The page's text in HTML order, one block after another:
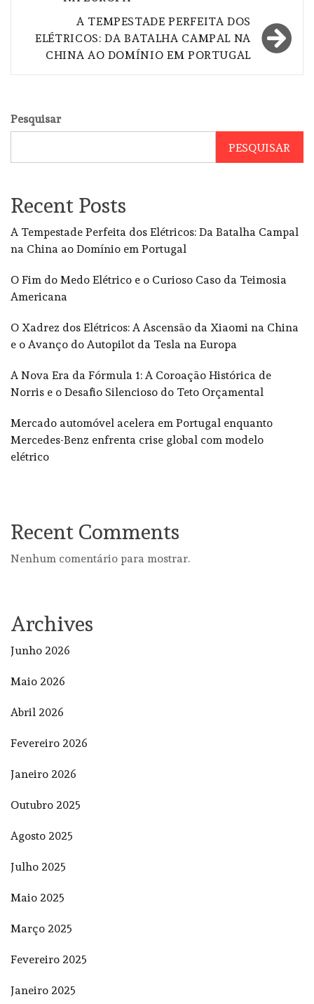
A TEMPESTADE PERFEITA DOS
ELÉTRICOS: DA BATALHA CAMPAL NA
CHINA AO DOMÍNIO EM PORTUGAL
Pesquisar
PESQUISAR
Recent Posts
A Tempestade Perfeita dos Elétricos: Da Batalha Campal
na China ao Domínio em Portugal
O Fim do Medo Elétrico e o Curioso Caso da Teimosia
Americana
O Xadrez dos Elétricos: A Ascensão da Xiaomi na China
e o Avanço do Autopilot da Tesla na Europa
A Nova Era da Fórmula 1: A Coroação Histórica de
Norris e o Desafio Silencioso do Teto Orçamental
Mercado automóvel acelera em Portugal enquanto
Mercedes-Benz enfrenta crise global com modelo
elétrico
Recent Comments
Nenhum comentário para mostrar.
Archives
Junho 2026
Maio 2026
Abril 2026
Fevereiro 2026
Janeiro 2026
Outubro 2025
Agosto 2025
Julho 2025
Maio 2025
Março 2025
Fevereiro 2025
Janeiro 2025